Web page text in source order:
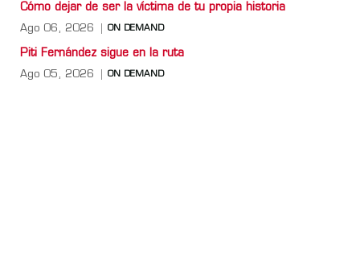
Cómo dejar de ser la víctima de tu propia historia
Ago 06, 2026 ON DEMAND
Piti Fernández sigue en la ruta
Ago 05, 2026 ON DEMAND